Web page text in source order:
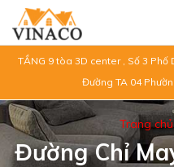
TẦNG 9 tòa 3D center , Số 3 Phố
Đường TA 04
Trang chủ
Đường Chỉ